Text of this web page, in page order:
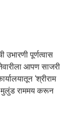
उभारणी पूर्णत्वास
आपण साजरी
‘श्रीराम
मुलुंड राममय करून